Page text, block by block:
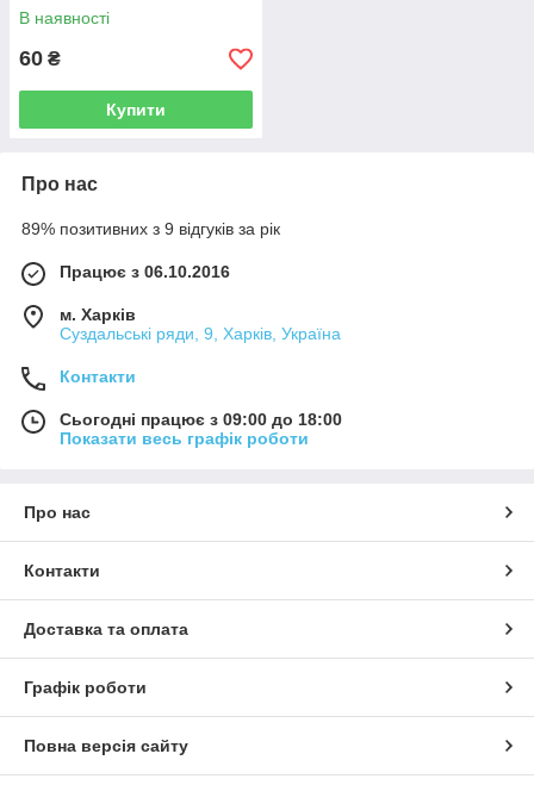
В наявності
60 ₴
Купити
Про нас
89% позитивних з 9 відгуків за рік
Працює з 06.10.2016
м. Харків
Суздальські ряди, 9, Харків, Україна
Контакти
Сьогодні працює з 09:00 до 18:00
Показати весь графік роботи
Про нас
Контакти
Доставка та оплата
Графік роботи
Повна версія сайту